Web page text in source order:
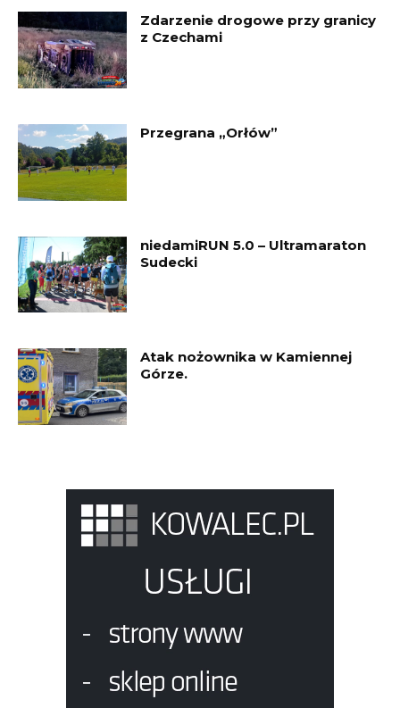
Zdarzenie drogowe przy granicy
z Czechami
Przegrana „Orłów”
niedamiRUN 5.0 – Ultramaraton
Sudecki
Atak nożownika w Kamiennej
Górze.